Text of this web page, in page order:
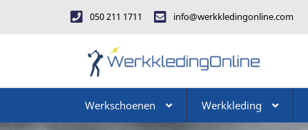
050 211 1711 info@werkkledingonline.com
Werkschoenen Werkkleding